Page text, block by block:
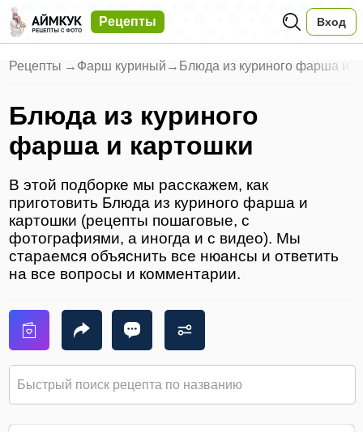
Рецепты Вход
Рецепты → Фарш куриный → Блюда из куриного фарша и
Блюда из куриного
фарша и картошки
В этой подборке мы расскажем, как
приготовить Блюда из куриного фарша и
картошки (рецепты пошаговые, с
фотографиями, а иногда и с видео). Мы
стараемся объяснить все нюансы и ответить
на все вопросы и комментарии.